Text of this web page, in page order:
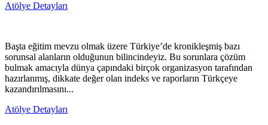
Atölye Detayları
Başta eğitim mevzu olmak üzere Türkiye’de kronikleşmiş bazı
sorunsal alanların olduğunun bilincindeyiz. Bu sorunlara çözüm
bulmak amacıyla dünya çapındaki birçok organizasyon tarafından
hazırlanmış, dikkate değer olan indeks ve raporların Türkçeye
kazandırılmasını...
Atölye Detayları